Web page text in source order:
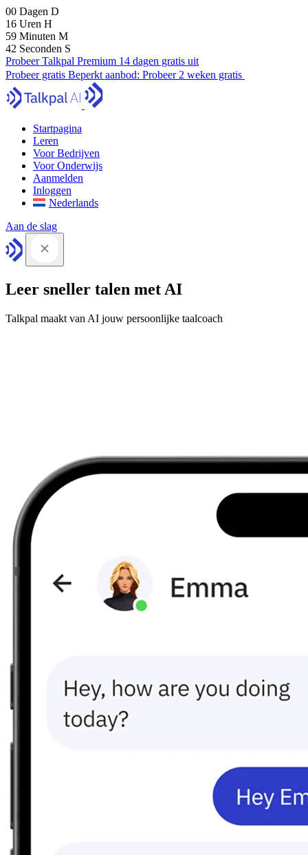
00 Dagen D
16 Uren H
59 Minuten M
41 Seconden S
Probeer Talkpal Premium 14 dagen gratis uit
Probeer gratis Beperkt aanbod: Probeer 2 weken gratis
Startpagina
Leren
Voor Bedrijven
Voor Onderwijs
Aanmelden
Inloggen
Nederlands
Aan de slag
Leer sneller talen met AI
Talkpal maakt van AI jouw persoonlijke taalcoach